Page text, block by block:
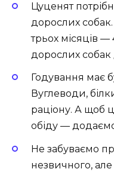
Цуценят
дорослих собак.
трьох місяців —
дорослих собак
Годування має
Вуглеводи,
раціону. А щоб
обіду —
Не забуваємо
незвичного,